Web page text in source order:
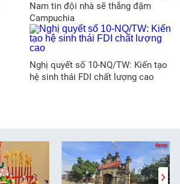
Nam tin đội nhà sẽ thắng đậm
Campuchia
Nghị quyết số 10-NQ/TW: Kiến tạo
hệ sinh thái FDI chất lượng cao